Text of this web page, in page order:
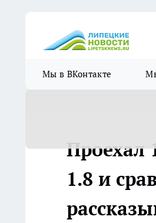
Мы в ВКонтакте
Проехал
1.8 и